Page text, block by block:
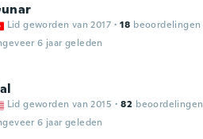
Lid geworden van 2017 · 18 beoordelingen
6 jaar geleden
Lid geworden van 2015 · 82 beoordelingen
6 jaar geleden